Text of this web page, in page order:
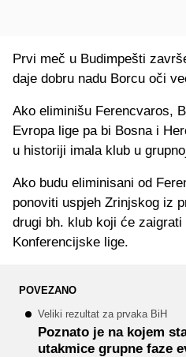
Prvi meč u Budimpešti
daje dobru nadu Borcu oči
Ako eliminišu Ferencvaros,
Evropa lige pa bi Bosna i
u historiji imala klub u
Ako budu eliminisani od
ponoviti uspjeh Zrinjskog iz
drugi bh. klub koji će zaigrati
Konferencijske lige.
POVEZANO
Veliki rezultat za prvaka BiH
Poznato je na kojem
utakmice grupne faze